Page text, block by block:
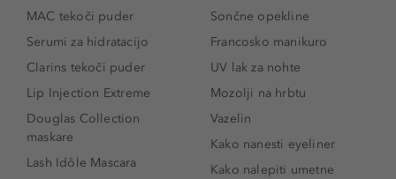
MAC tekoči puder
Serumi za hidratacijo
Clarins tekoči puder
Lip Injection Extreme
Douglas Collection
maskare
Lash Idôle Mascara
Sončne opekline
Francosko manikuro
UV lak za nohte
Mozolji na hrbtu
Vazelin
Kako nanesti eyeliner
Kako nalepiti umetne